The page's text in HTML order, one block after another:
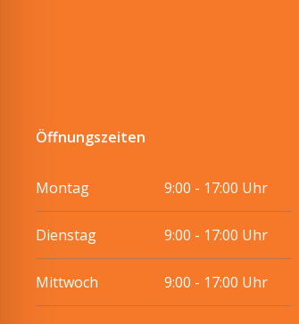
Öffnungszeiten
Montag 9:00 - 17:00 Uhr
Dienstag 9:00 - 17:00 Uhr
Mittwoch 9:00 - 17:00 Uhr